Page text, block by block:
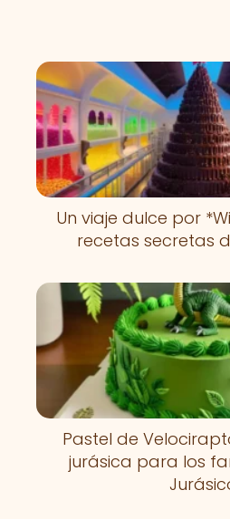
Un viaje dulce por
recetas secretas
Pastel de
jurásica para los